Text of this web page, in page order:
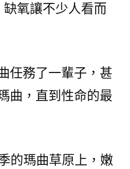
氧讓不少人看而
任務了一輩子，甚
曲，直到性命的最
的瑪曲草原上，嫩